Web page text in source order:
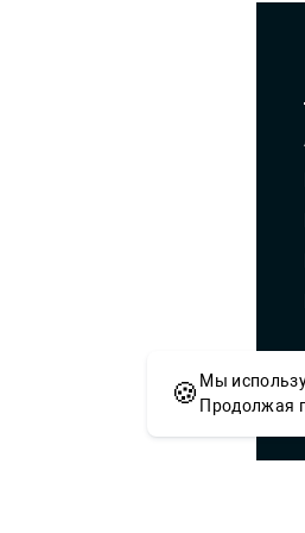
🍪 Мы
Продолжая